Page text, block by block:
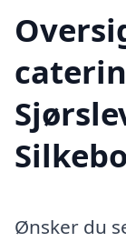
Ønsker du